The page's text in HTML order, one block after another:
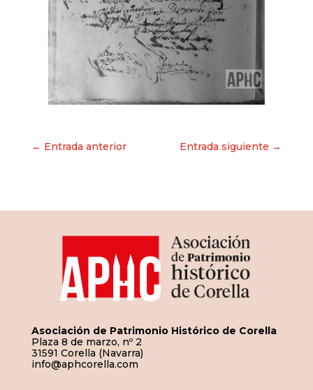
Navegación
← Entrada anterior Entrada siguiente →
Asociación de Patrimonio Histórico de Corella
Plaza 8 de marzo, nº 2
31591 Corella (Navarra)
info@aphcorella.com